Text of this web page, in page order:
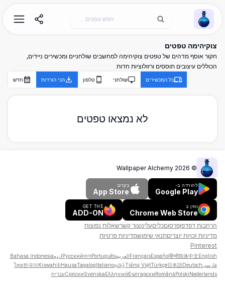
Wallpaper Alchemy
צוקיהימה טפטים
חקור אוסף מדהים של טפטים צוקיהימה למחשבים שולחניים ומכשירים ניידים,
הכוללים עיצובים תוססים ורזולוציות חדות
כל המכשירים שולחני טלפון הכי הורדות חדש
לא נמצאו טפטים
©
2026
Wallpaper Alchemy
להורדה ב-
Google Play
בקרוב
App Store
זמין ב
Chrome Web Store
GET THE
ADD-ON
הרחבות דפדפןפרסוםכליםעלינוצור קשרשאלות נפוצות
מדיניות זכויות יוצריםתנאי שימושמדיניות פרטיות
Pinterest
English
简体中文
हिन्दी
Español
FrançaisالعربيةPortuguês
বাংলা
РусскийاردوBahasa Indonesia
فارسیDeutsch
日本語
Türkçe
Tiếng Việt
தமிழ்
Italiano
Tagalog
Hausa
Kiswahili
한국어
ไทย
Nederlands
Polski
Română
Български
Ελληνικά
Svenska
Српскиעברית